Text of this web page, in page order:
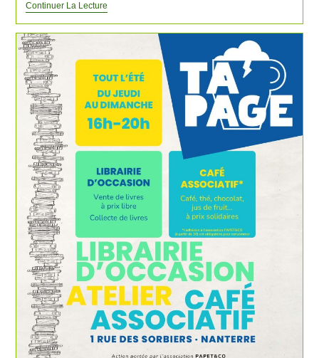
Continuer La Lecture